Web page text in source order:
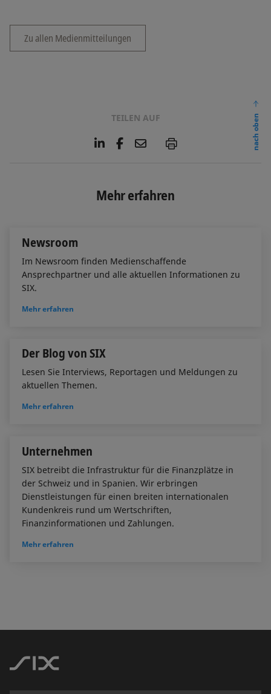
Zu allen Medienmitteilungen
TEILEN AUF
L
e
d
F
o
E
l
P
nach oben
Mehr erfahren
Newsroom
Im Newsroom finden Medienschaffende
Ansprechpartner und alle aktuellen Informationen zu
SIX.
Mehr erfahren
Der Blog von SIX
Lesen Sie Interviews, Reportagen und Meldungen zu
aktuellen Themen.
Mehr erfahren
Unternehmen
SIX betreibt die Infrastruktur für die Finanzplätze in
der Schweiz und in Spanien. Wir erbringen
Dienstleistungen für einen breiten internationalen
Kundenkreis rund um Wertschriften,
Finanzinformationen und Zahlungen.
Mehr erfahren